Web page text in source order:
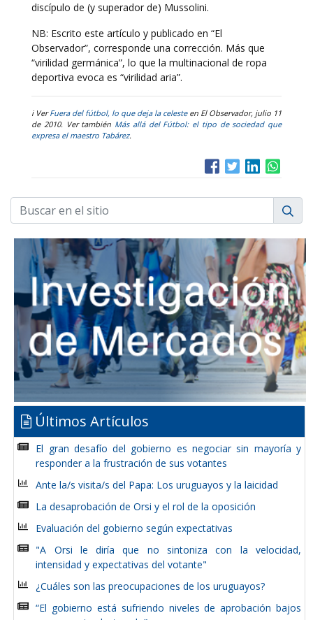
discípulo de (y superador de) Mussolini.
NB: Escrito este artículo y publicado en “El
Observador”, corresponde una corrección. Más que
“virilidad germánica”, lo que la multinacional de ropa
deportiva evoca es “virilidad aria”.
i VerFuera del fútbol, lo que deja la celesteen El Observador, julio 11
de 2010. Ver también Más allá del Fútbol: el tipo de sociedad que
expresa el maestro Tabárez.
Últimos Artículos
El gran desafío del gobierno es negociar sin mayoría y
responder a la frustración de sus votantes
Ante la/s visita/s del Papa: Los uruguayos y la laicidad
La desaprobación de Orsi y el rol de la oposición
Evaluación del gobierno según expectativas
"A Orsi le diría que no sintoniza con la velocidad,
intensidad y expectativas del votante"
¿Cuáles son las preocupaciones de los uruguayos?
“El gobierno está sufriendo niveles de aprobación bajos